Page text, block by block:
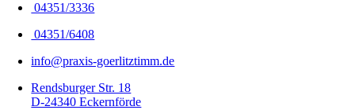
04351/3336
04351/6408
info@praxis-goerlitztimm.de
Rendsburger Str. 18
D-24340 Eckernförde